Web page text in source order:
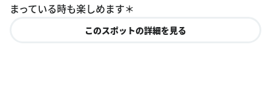
まっている時も楽しめます＊
このスポットの詳細を見る